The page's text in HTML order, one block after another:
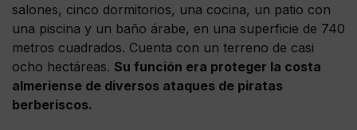
salones, cinco dormitorios, una cocina, un patio con
una piscina y un baño árabe, en una superficie de 740
metros cuadrados. Cuenta con un terreno de casi
ocho hectáreas. Su función era proteger la costa
almeriense de diversos ataques de piratas
berberiscos.